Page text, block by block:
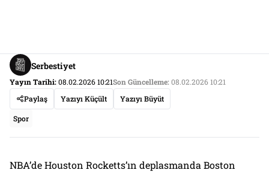
Serbestiyet
Yayın Tarihi:08.02.2026 10:21Son Güncelleme:08.02.2026 10:21
Paylaş
Yazıyı Küçült Yazıyı Büyüt
Spor
NBA’de Houston Rocketts’ın deplasmanda Boston